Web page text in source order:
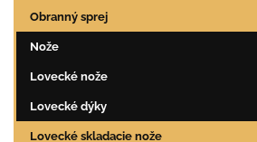
Obranný sprej
Nože
Lovecké nože
Lovecké dýky
Lovecké skladacie nože